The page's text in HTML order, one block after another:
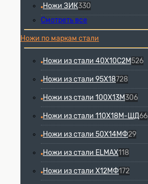
Ножи ЗИК330
Смотреть все
Ножи по маркам стали
Ножи из стали 40Х10С2М526
Ножи из стали 95Х18728
Ножи из стали 100Х13М306
Ножи из стали 110Х18М-ШД66
Ножи из стали 50Х14МФ29
Ножи из стали ELMAX118
Ножи из стали Х12МФ172